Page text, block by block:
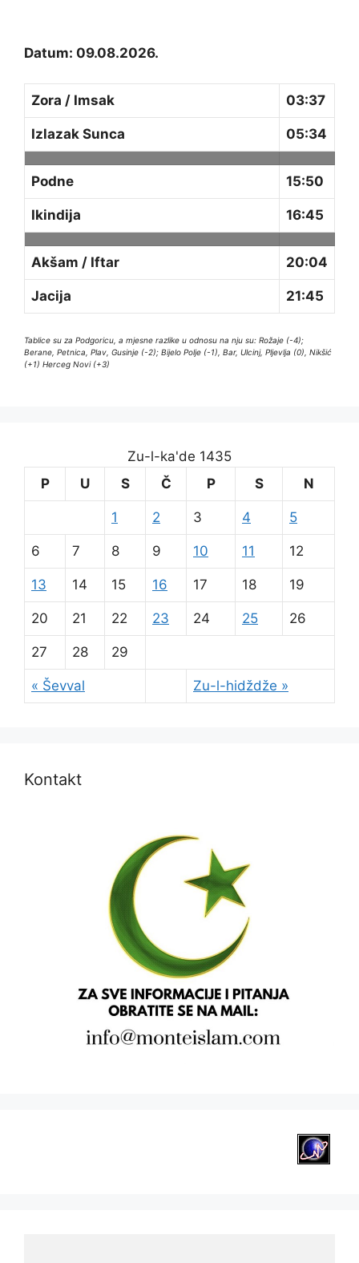
Datum: 09.08.2026.
Zora / Imsak 03:37
Izlazak Sunca 05:34
Podne 15:50
Ikindija 16:45
Akšam / Iftar 20:04
Jacija 21:45
Tablice su za Podgoricu, a mjesne razlike u odnosu na nju su: Rožaje (-4);
Berane, Petnica, Plav, Gusinje (-2); Bijelo Polje (-1), Bar, Ulcinj, Pljevlja (0), Nikšić
(+1) Herceg Novi (+3)
Zu-l-ka'de 1435
P
U S Č P S N
« Ševval Zu-l-hidždže »
1 2 3 4 5
6 7 8 9 10 11 12
13 14 15 16 17 18 19
20 21 22 23 24 25 26
27 28 29
Kontakt